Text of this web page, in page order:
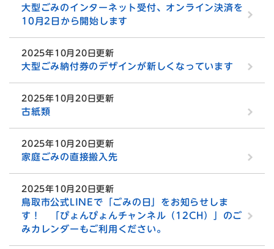
大型ごみのインターネット受付、オンライン決済を
10月2日から開始します
2025年10月20日更新
大型ごみ納付券のデザインが新しくなっています
2025年10月20日更新
古紙類
2025年10月20日更新
家庭ごみの直接搬入先
2025年10月20日更新
鳥取市公式LINEで「ごみの日」をお知らせしま
す！ 「ぴょんぴょんチャンネル（12CH）」のご
みカレンダーもご利用ください。